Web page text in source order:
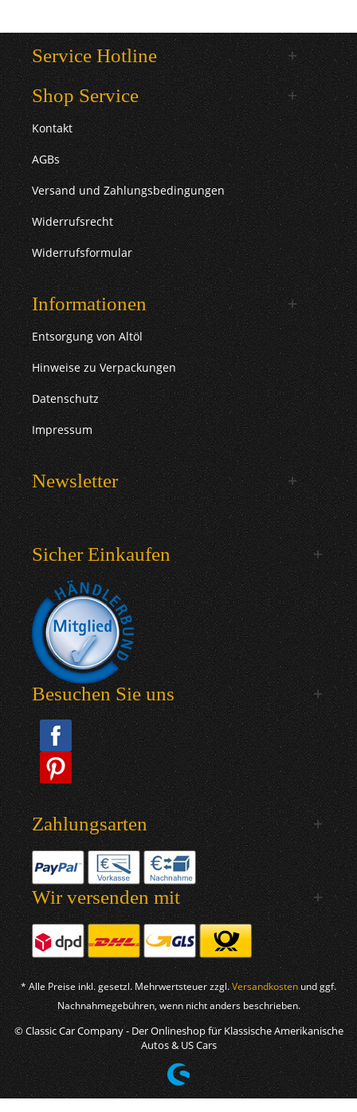
Service Hotline
Shop Service
Kontakt
AGBs
Versand und Zahlungsbedingungen
Widerrufsrecht
Widerrufsformular
Informationen
Entsorgung von Altöl
Hinweise zu Verpackungen
Datenschutz
Impressum
Newsletter
Sicher Einkaufen
Besuchen Sie uns
Zahlungsarten
Wir versenden mit
* Alle Preise inkl. gesetzl. Mehrwertsteuer zzgl.Versandkosten und ggf.
Nachnahmegebühren, wenn nicht anders beschrieben.
© Classic Car Company - Der Onlineshop für Klassische Amerikanische
Autos & US Cars